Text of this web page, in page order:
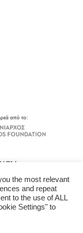
από το:
the most relevant
and repeat
to the use of ALL
Settings" to